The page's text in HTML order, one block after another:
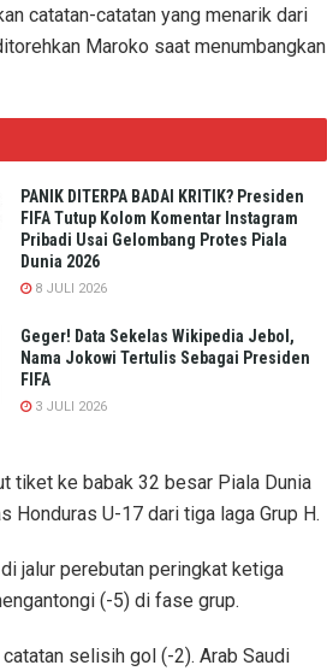
catatan-catatan yang menarik dari
Maroko saat menumbangkan
PANIK DITERPA BADAI KRITIK? Presiden
FIFA Tutup Kolom Komentar Instagram
Pribadi Usai Gelombang Protes Piala
Dunia 2026
8 JULI 2026
Geger! Data Sekelas Wikipedia Jebol,
Nama Jokowi Tertulis Sebagai Presiden
FIFA
3 JULI 2026
tiket ke babak 32 besar Piala Dunia
Honduras U-17 dari tiga laga Grup H.
jalur perebutan peringkat ketiga
(-5) di fase grup.
selisih gol (-2). Arab Saudi